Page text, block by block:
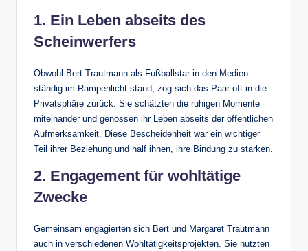
1. Ein Leben abseits des
Scheinwerfers
Obwohl Bert Trautmann als Fußballstar in den Medien
ständig im Rampenlicht stand, zog sich das Paar oft in die
Privatsphäre zurück. Sie schätzten die ruhigen Momente
miteinander und genossen ihr Leben abseits der öffentlichen
Aufmerksamkeit. Diese Bescheidenheit war ein wichtiger
Teil ihrer Beziehung und half ihnen, ihre Bindung zu stärken.
2. Engagement für wohltätige
Zwecke
Gemeinsam engagierten sich Bert und Margaret Trautmann
auch in verschiedenen Wohltätigkeitsprojekten. Sie nutzten